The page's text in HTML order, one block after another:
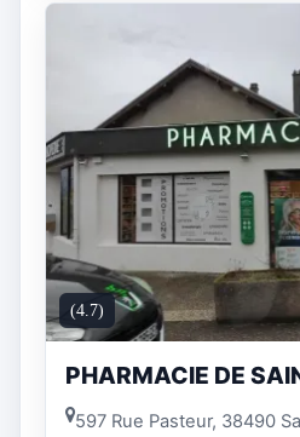
(4.7)
PHARMACIE DE
597 Rue Pasteur, 38490